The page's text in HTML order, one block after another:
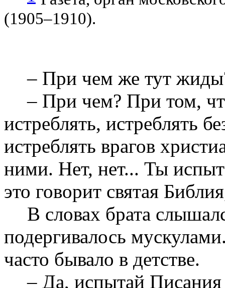
(1905–1910).
– При чем же тут
– При чем? При том,
истреблять, истреблять
истреблять врагов
ними. Нет, нет... Ты
это говорит святая
В словах брата
подергивалось
часто бывало в детстве.
– Да, испытай Писания